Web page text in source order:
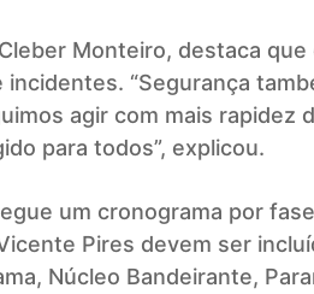
Monteiro, destaca
incidentes. “Segurança
agir com mais
para todos”, explicou.
um cronograma por
Pires devem ser
Núcleo Bandeirante,